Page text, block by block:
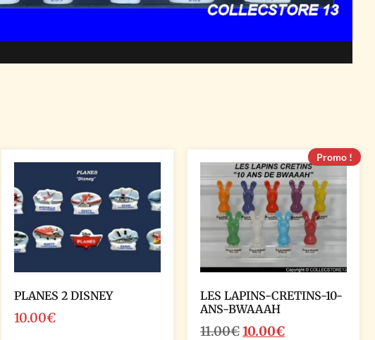
PLANES 2 DISNEY
10.00€
Promo !
LES LAPINS-CRETINS-10-
ANS-BWAAAH
11.00€10.00€